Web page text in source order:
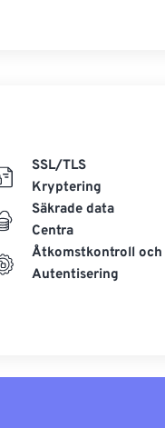
SSL/TLS
Kryptering
Säkrade data
Centra
Åtkomstkontroll och
Autentisering